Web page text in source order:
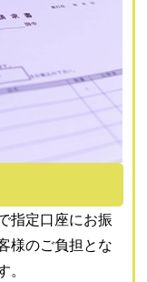
指定口座にお振
様のご負担とな